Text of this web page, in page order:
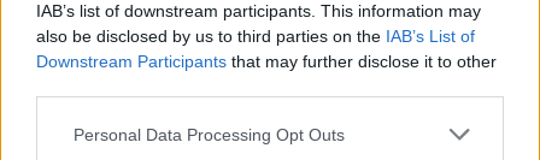
IAB’s list of downstream participants. This information may
also be disclosed by us to third parties on the IAB’s List of
Downstream Participants that may further disclose it to other
Please note that this website/app uses one or more Google
Personal Data Processing Opt Outs